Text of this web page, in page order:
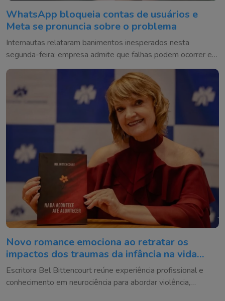
WhatsApp bloqueia contas de usuários e
Meta se pronuncia sobre o problema
Internautas relataram banimentos inesperados nesta
segunda-feira; empresa admite que falhas podem ocorrer e
diz trabalhar para corrigir os casos
Novo romance emociona ao retratar os
impactos dos traumas da infância na vida
adulta
Escritora Bel Bittencourt reúne experiência profissional e
conhecimento em neurociência para abordar violência,